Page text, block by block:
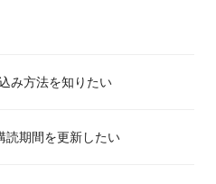
み方法を知りたい
読期間を更新したい